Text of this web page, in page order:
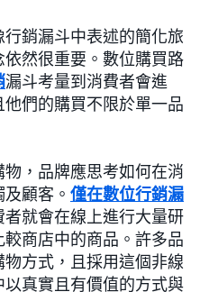
行銷漏斗中表述的簡化旅
然很重要。數位購買路
漏斗考量到消費者會進
們的購買不限於單一品
，品牌應思考如何在消
顧客。 僅在數位行銷漏
者就會在線上進行大量研
商店中的商品。許多品
方式，且採用這個非線
真實且有價值的方式與